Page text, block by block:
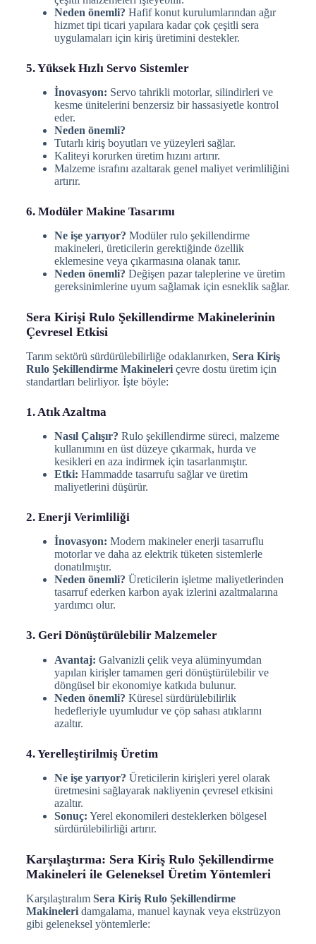
Neden önemli? Hafif konut kurulumlarından ağır
hizmet tipi ticari yapılara kadar çok çeşitli sera
uygulamaları için kiriş üretimini destekler.
5. Yüksek Hızlı Servo Sistemler
İnovasyon: Servo tahrikli motorlar, silindirleri ve
kesme ünitelerini benzersiz bir hassasiyetle kontrol
eder.
Neden önemli?
Tutarlı kiriş boyutları ve yüzeyleri sağlar.
Kaliteyi korurken üretim hızını artırır.
Malzeme israfını azaltarak genel maliyet verimliliğini
artırır.
6. Modüler Makine Tasarımı
Ne işe yarıyor? Modüler rulo şekillendirme
makineleri, üreticilerin gerektiğinde özellik
eklemesine veya çıkarmasına olanak tanır.
Neden önemli? Değişen pazar taleplerine ve üretim
gereksinimlerine uyum sağlamak için esneklik sağlar.
Sera Kirişi Rulo Şekillendirme Makinelerinin
Çevresel Etkisi
Tarım sektörü sürdürülebilirliğe odaklanırken, Sera Kiriş
Rulo Şekillendirme Makineleriçevre dostu üretim için
standartları belirliyor. İşte böyle:
1. Atık Azaltma
Nasıl Çalışır? Rulo şekillendirme süreci, malzeme
kullanımını en üst düzeye çıkarmak, hurda ve
kesikleri en aza indirmek için tasarlanmıştır.
Etki: Hammadde tasarrufu sağlar ve üretim
maliyetlerini düşürür.
2. Enerji Verimliliği
İnovasyon: Modern makineler enerji tasarruflu
motorlar ve daha az elektrik tüketen sistemlerle
donatılmıştır.
Neden önemli? Üreticilerin işletme maliyetlerinden
tasarruf ederken karbon ayak izlerini azaltmalarına
yardımcı olur.
3. Geri Dönüştürülebilir Malzemeler
Avantaj: Galvanizli çelik veya alüminyumdan
yapılan kirişler tamamen geri dönüştürülebilir ve
döngüsel bir ekonomiye katkıda bulunur.
Neden önemli? Küresel sürdürülebilirlik
hedefleriyle uyumludur ve çöp sahası atıklarını
azaltır.
4. Yerelleştirilmiş Üretim
Ne işe yarıyor? Üreticilerin kirişleri yerel olarak
üretmesini sağlayarak nakliyenin çevresel etkisini
azaltır.
Sonuç: Yerel ekonomileri desteklerken bölgesel
sürdürülebilirliği artırır.
Karşılaştırma: Sera Kiriş Rulo Şekillendirme
Makineleri ile Geleneksel Üretim Yöntemleri
Karşılaştıralım Sera Kiriş Rulo Şekillendirme
Makineleridamgalama, manuel kaynak veya ekstrüzyon
gibi geleneksel yöntemlerle: